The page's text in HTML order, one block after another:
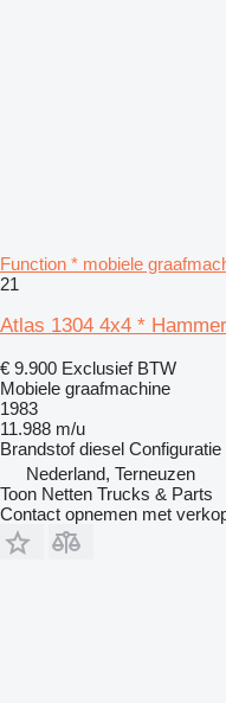
Function * mobiele
21
Atlas 1304 4x4 *
€ 9.900 Exclusief BTW
Mobiele graafmachine
1983
11.988 m/u
Brandstof diesel
Nederland, Terneuzen
Toon Netten Trucks & Parts
Contact opnemen met